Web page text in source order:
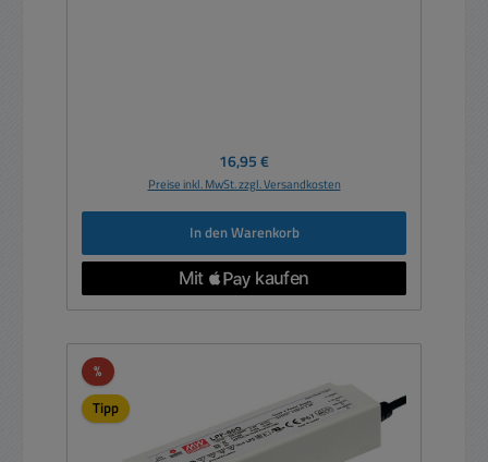
Regulärer Preis:
16,95 €
Preise inkl. MwSt. zzgl. Versandkosten
In den Warenkorb
%Rabatt
Tipp